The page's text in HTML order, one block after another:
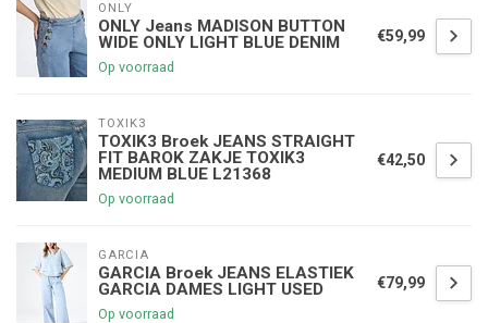
ONLY
ONLY Jeans MADISON BUTTON
WIDE ONLY LIGHT BLUE DENIM
Op voorraad
€59,99
TOXIK3
TOXIK3 Broek JEANS STRAIGHT
FIT BAROK ZAKJE TOXIK3
MEDIUM BLUE L21368
Op voorraad
€42,50
GARCIA
GARCIA Broek JEANS ELASTIEK
GARCIA DAMES LIGHT USED
Op voorraad
€79,99